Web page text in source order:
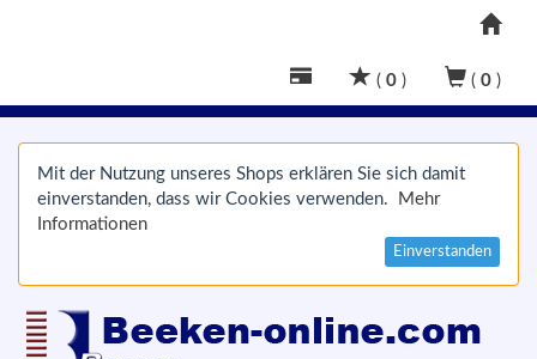
( 0 ) ( 0 )
Mit der Nutzung unseres Shops erklären Sie sich damit
einverstanden, dass wir Cookies verwenden.
Mehr
Informationen
Einverstanden